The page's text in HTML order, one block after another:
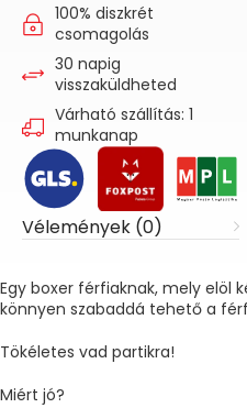
100% diszkrét
csomagolás
30 napig
visszaküldheted
Várható szállítás: 1
munkanap
Vélemények (0)
Egy boxer férfiaknak, mely elöl
könnyen szabaddá tehető a
Tökéletes vad partikra!
Miért jó?